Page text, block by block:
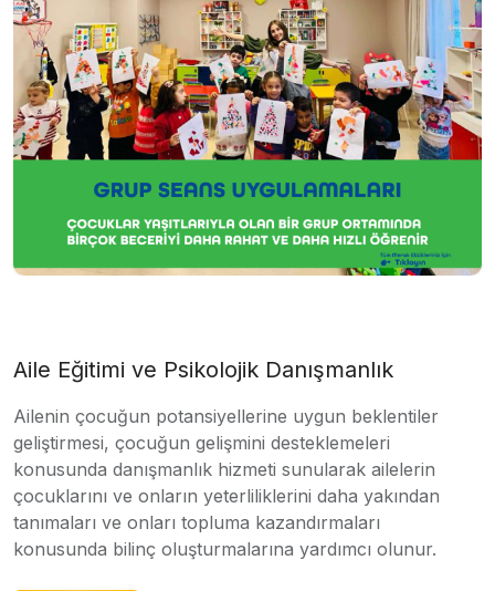
Aile Eğitimi ve Psikolojik Danışmanlık
Ailenin çocuğun potansiyellerine uygun beklentiler
geliştirmesi, çocuğun gelişmini desteklemeleri
konusunda danışmanlık hizmeti sunularak ailelerin
çocuklarını ve onların yeterliliklerini daha yakından
tanımaları ve onları topluma kazandırmaları
konusunda bilinç oluşturmalarına yardımcı olunur.